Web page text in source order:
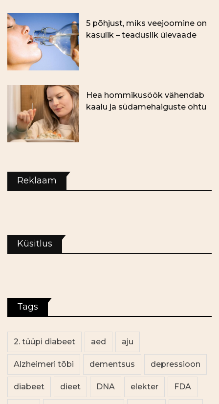
5 põhjust, miks veejoomine on
kasulik – teaduslik ülevaade
Hea hommikusöök vähendab
kaalu ja südamehaiguste ohtu
Reklaam
Küsitlus
Tags
2. tüüpi diabeet aed aju
Alzheimeri tõbi dementsus depressioon
diabeet dieet DNA elekter FDA